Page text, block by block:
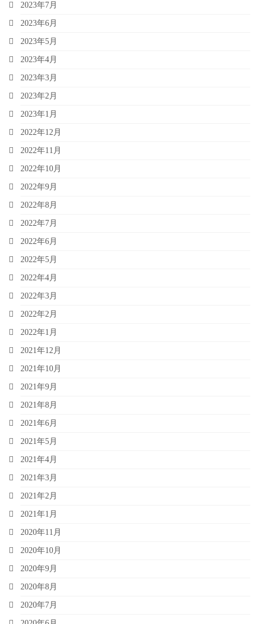
2023年7月
2023年6月
2023年5月
2023年4月
2023年3月
2023年2月
2023年1月
2022年12月
2022年11月
2022年10月
2022年9月
2022年8月
2022年7月
2022年6月
2022年5月
2022年4月
2022年3月
2022年2月
2022年1月
2021年12月
2021年10月
2021年9月
2021年8月
2021年6月
2021年5月
2021年4月
2021年3月
2021年2月
2021年1月
2020年11月
2020年10月
2020年9月
2020年8月
2020年7月